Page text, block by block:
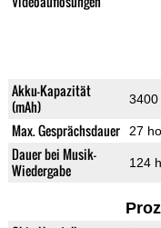
Akku-Kapazität
(mAh)
3400
Max. Gesprächsdauer 27
Dauer bei Musik-
Wiedergabe
124